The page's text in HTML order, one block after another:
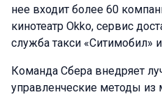
нее входит более 60
кинотеатр Okko, сервис
служба такси «Ситимобил»
Команда Сбера внедряет
управленческие методы из